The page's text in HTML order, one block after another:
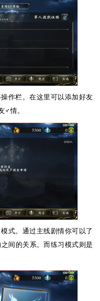
作栏。在这里可以添加好友
♂情。
式。通过主线剧情你可以了
间的关系。而练习模式则是